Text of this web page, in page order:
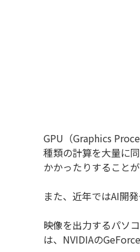
GPU（Graphics
種類の計算を大量に
かかったりすることが
また、近年ではAI開
映像を出力するパソ
は、NVIDIAの